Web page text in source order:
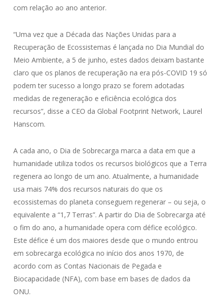
com relação ao ano anterior.
“Uma vez que a Década das Nações Unidas para a
Recuperação de Ecossistemas é lançada no Dia Mundial do
Meio Ambiente, a 5 de junho, estes dados deixam bastante
claro que os planos de recuperação na era pós-COVID 19 só
podem ter sucesso a longo prazo se forem adotadas
medidas de regeneração e eficiência ecológica dos
recursos”, disse a CEO da Global Footprint Network, Laurel
Hanscom.
A cada ano, o Dia de Sobrecarga marca a data em que a
humanidade utiliza todos os recursos biológicos que a Terra
regenera ao longo de um ano. Atualmente, a humanidade
usa mais 74% dos recursos naturais do que os
ecossistemas do planeta conseguem regenerar – ou seja, o
equivalente a “1,7 Terras”. A partir do Dia de Sobrecarga até
o fim do ano, a humanidade opera com défice ecológico.
Este défice é um dos maiores desde que o mundo entrou
em sobrecarga ecológica no início dos anos 1970, de
acordo com as Contas Nacionais de Pegada e
Biocapacidade (NFA), com base em bases de dados da
ONU.